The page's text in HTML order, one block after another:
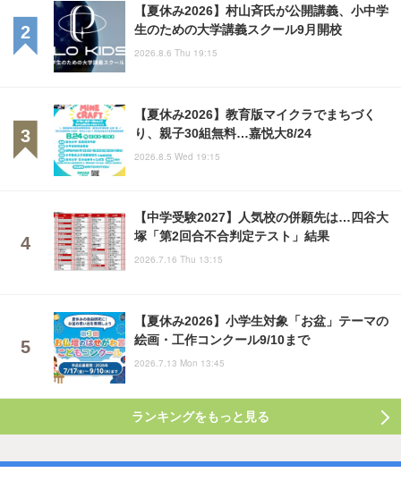
【夏休み2026】村山斉氏が公開講義、小中学
生のための大学講義スクール9月開校
2026.8.6 Thu 19:15
【夏休み2026】教育版マイクラでまちづく
り、親子30組無料…嘉悦大8/24
2026.8.5 Wed 19:15
【中学受験2027】人気校の併願先は…四谷大
塚「第2回合不合判定テスト」結果
2026.7.16 Thu 13:15
【夏休み2026】小学生対象「お盆」テーマの
絵画・工作コンクール9/10まで
2026.7.13 Mon 13:45
ランキングをもっと見る